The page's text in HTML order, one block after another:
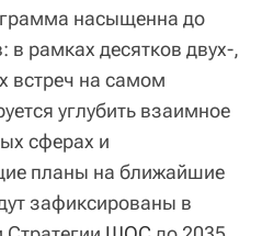
насыщенна до
в рамках десятков двух-,
встреч на самом
углубить взаимное
сферах и
планы на ближайшие
зафиксированы в